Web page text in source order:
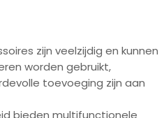
zijn veelzijdig en kunnen
worden gebruikt,
toevoeging zijn aan
bieden multifunctionele